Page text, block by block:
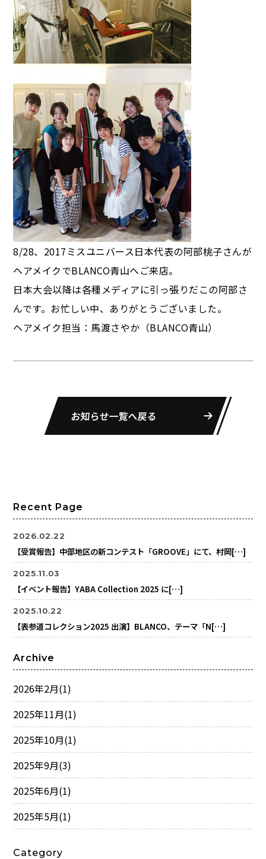
8/28、2017ミスユニバース日本代表の阿部桃子さんが
ヘアメイクでBLANCO青山へご来店。
日本大会以降は各種メディアに引っ張りだこの阿部さ
んです。お忙しい中、ありがとうございました。
ヘアメイク担当：馬渡さやか（BLANCO青山）
お知らせ一覧へ戻る
Recent Page
2026.02.22
【受賞報告】中部地区の新コンテスト「GROOVE」にて、村岡[…]
2025.11.03
【イベント報告】YABA Collection 2025 に[…]
2025.10.22
【表参道コレクション2025 出演】BLANCO、テーマ「N[…]
Archive
2026年2月(1)
2025年11月(1)
2025年10月(1)
2025年9月(3)
2025年6月(1)
2025年5月(1)
Category